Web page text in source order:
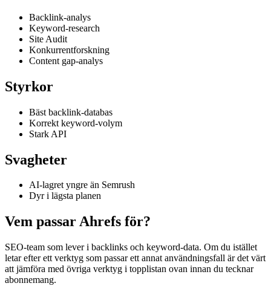
Backlink-analys
Keyword-research
Site Audit
Konkurrentforskning
Content gap-analys
Styrkor
Bäst backlink-databas
Korrekt keyword-volym
Stark API
Svagheter
AI-lagret yngre än Semrush
Dyr i lägsta planen
Vem passar Ahrefs för?
SEO-team som lever i backlinks och keyword-data. Om du istället
letar efter ett verktyg som passar ett annat användningsfall är det värt
att jämföra med övriga verktyg i topplistan ovan innan du tecknar
abonnemang.